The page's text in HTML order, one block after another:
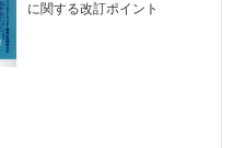
に関する改訂ポイント